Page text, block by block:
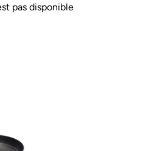
pas disponible